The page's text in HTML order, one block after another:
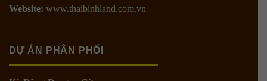
Website: www.thaibinhland.com.vn
DỰ ÁN PHÂN PHỐI